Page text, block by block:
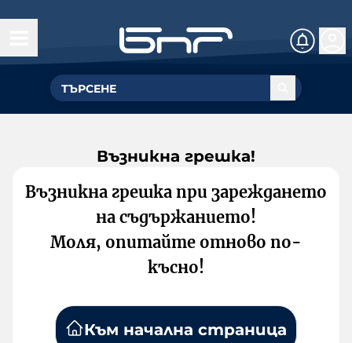
Възникна грешка!
Възникна грешка при зареждането
на съдържанието!
Моля, опитайте отново по-
късно!
Към начална страница